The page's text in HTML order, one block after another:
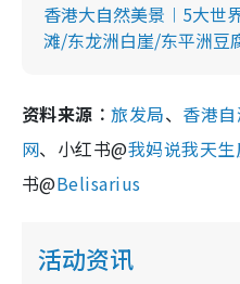
香港大自然美景︱5大世
滩/东龙洲白崖/东平洲豆
资料来源︰旅发局、 香港
网、小红书@我妈说我天生
书@Belisarius
活动资讯